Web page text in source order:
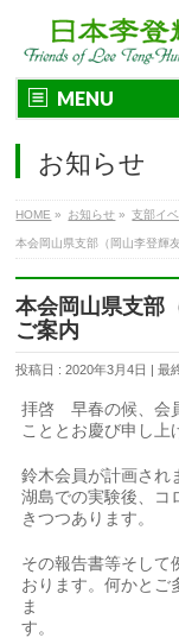
MENU
お知らせ
HOME » お知らせ » 支部イ
本会岡山県支部（岡山李登輝
本会岡山県支部
ご案内
投稿日 : 2020年3月4日 最
拝啓 早春の候、会
こととお慶び申し上
鈴木会員が計画され
湖島での実験後、コ
きつつあります。
その報告書等そして
おります。何かとご
ま